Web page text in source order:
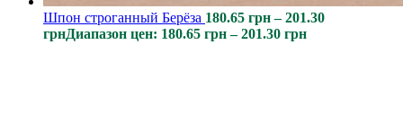
Шпон строганный Берёза 180.65 грн – 201.30
грнДиапазон цен: 180.65 грн – 201.30 грн